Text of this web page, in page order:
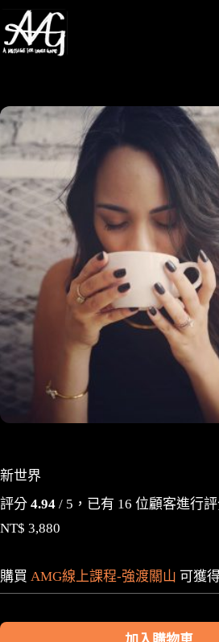
新世界
評分 4.94 / 5，已有 16 位顧客進行
NT$ 3,880
購買 AMG線上課程-強渡關山 可獲